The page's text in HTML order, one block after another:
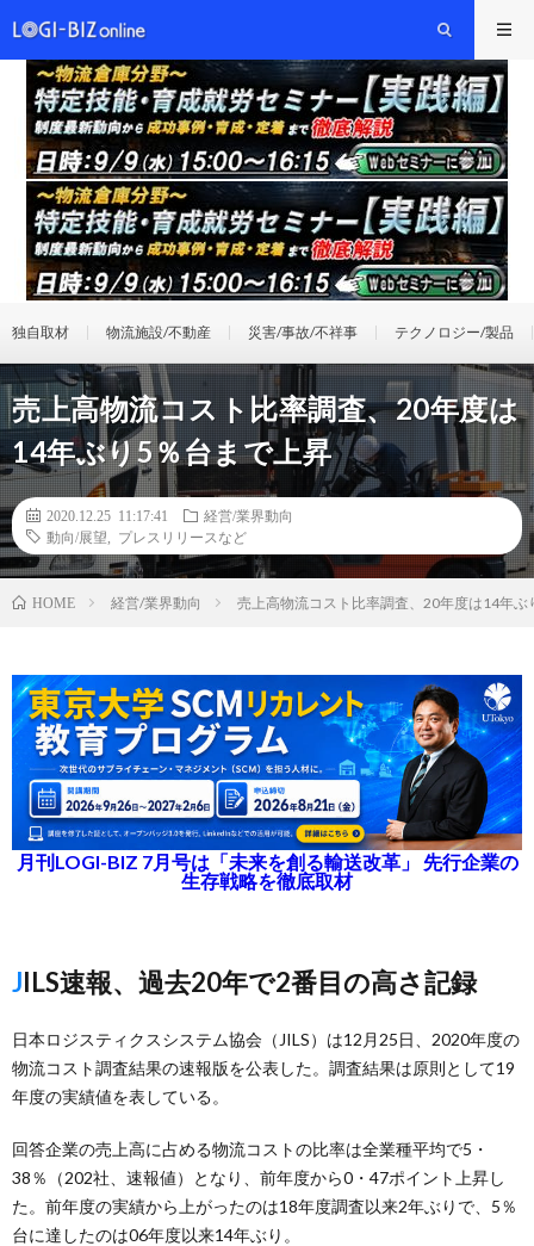
独自取材 物流施設/不動産 災害/事故/不祥事 テクノロジー/製品
売上高物流コスト比率調査、20年度は
14年ぶり5％台まで上昇
2020.12.25 11:17:41
経営/業界動向
動向/展望
プレスリリースなど
HOME 経営/業界動向 売上高物流コスト比率調査、20年度は14年ぶ
月刊LOGI-BIZ 7月号は「未来を創る輸送改革」 先行企業の
生存戦略を徹底取材
JILS速報、過去20年で2番目の高さ記録
日本ロジスティクスシステム協会（JILS）は12月25日、2020年度の
物流コスト調査結果の速報版を公表した。調査結果は原則として19
年度の実績値を表している。
回答企業の売上高に占める物流コストの比率は全業種平均で5・
38％（202社、速報値）となり、前年度から0・47ポイント上昇し
た。前年度の実績から上がったのは18年度調査以来2年ぶりで、5％
台に達したのは06年度以来14年ぶり。